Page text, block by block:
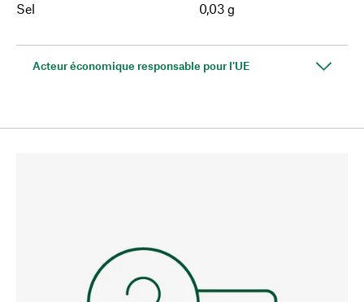
Sel 0,03 g
Acteur économique responsable pour l'UE